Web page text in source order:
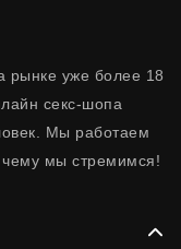
рынке уже более 18
секс-шопа
Мы работаем
чему мы стремимся!